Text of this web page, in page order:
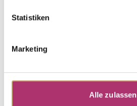
Statistiken
Marketing
Alle zulassen
Armband · K11648
0,05ct H/SI · 18 cm
Armband · K11648G